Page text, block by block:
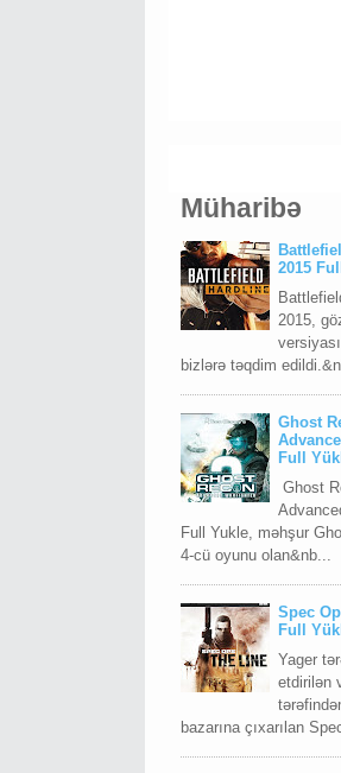
Müharibə
2015
2015,
bizlərə təqdim
Ghost
Full
Ghost
Full Yukle, məhşur
4-cü oyunu olan&nb...
Spec
Full
Yager
etdirilən
bazarına çıxarılan